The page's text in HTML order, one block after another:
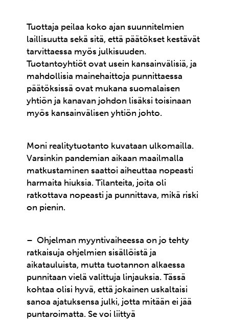
Tuottaja peilaa koko ajan suunnitelmien
laillisuutta sekä sitä, että päätökset kestävät
tarvittaessa myös julkisuuden.
Tuotantoyhtiöt ovat usein kansainvälisiä, ja
mahdollisia mainehaittoja punnittaessa
päätöksissä ovat mukana suomalaisen
yhtiön ja kanavan johdon lisäksi toisinaan
myös kansainvälisen yhtiön johto.
Moni realitytuotanto kuvataan ulkomailla.
Varsinkin pandemian aikaan maailmalla
matkustaminen saattoi aiheuttaa nopeasti
harmaita hiuksia. Tilanteita, joita oli
ratkottava nopeasti ja punnittava, mikä riski
on pienin.
– Ohjelman myyntivaiheessa on jo tehty
ratkaisuja ohjelmien sisällöistä ja
aikatauluista, mutta tuotannon alkaessa
punnitaan vielä valittuja linjauksia. Tässä
kohtaa olisi hyvä, että jokainen uskaltaisi
sanoa ajatuksensa julki, jotta mitään ei jää
puntaroimatta. Se voi liittyä